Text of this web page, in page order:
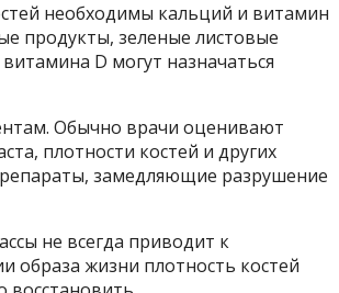
необходимы кальций и витамин
продукты, зеленые листовые
D могут назначаться
Обычно врачи оценивают
плотности костей и других
замедляющие разрушение
не всегда приводит к
образа жизни плотность костей